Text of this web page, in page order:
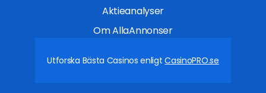
Aktieanalyser
Om AllaAnnonser
Utforska Bästa Casinos enligtCasinoPRO.se